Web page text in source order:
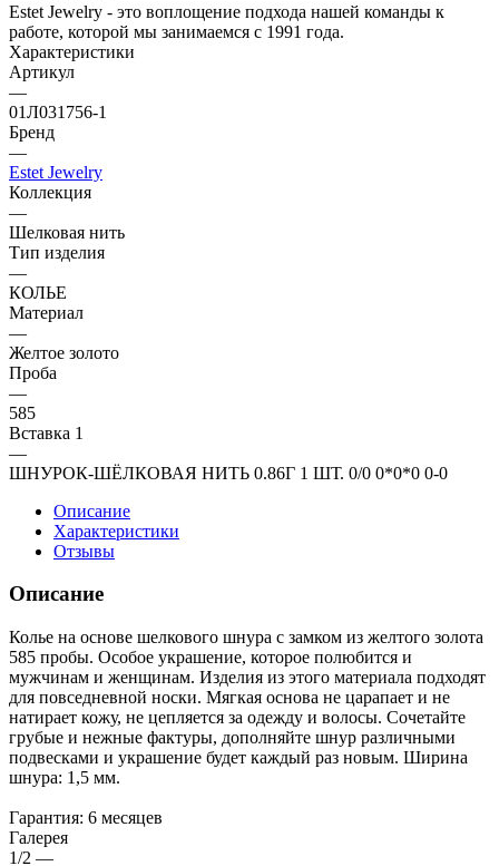
Estet Jewelry - это воплощение подхода нашей команды к
работе, которой мы занимаемся с 1991 года.
Характеристики
Артикул
—
01Л031756-1
Бренд
—
Estet Jewelry
Коллекция
—
Шелковая нить
Тип изделия
—
КОЛЬЕ
Материал
—
Желтое золото
Проба
—
585
Вставка 1
—
ШНУРОК-ШЁЛКОВАЯ НИТЬ 0.86Г 1 ШТ. 0/0 0*0*0 0-0
Описание
Характеристики
Отзывы
Описание
Колье на основе шелкового шнура с замком из желтого золота
585 пробы. Особое украшение, которое полюбится и
мужчинам и женщинам. Изделия из этого материала подходят
для повседневной носки. Мягкая основа не царапает и не
натирает кожу, не цепляется за одежду и волосы. Сочетайте
грубые и нежные фактуры, дополняйте шнур различными
подвесками и украшение будет каждый раз новым. Ширина
шнура: 1,5 мм.
Гарантия: 6 месяцев
Галерея
1/2 —